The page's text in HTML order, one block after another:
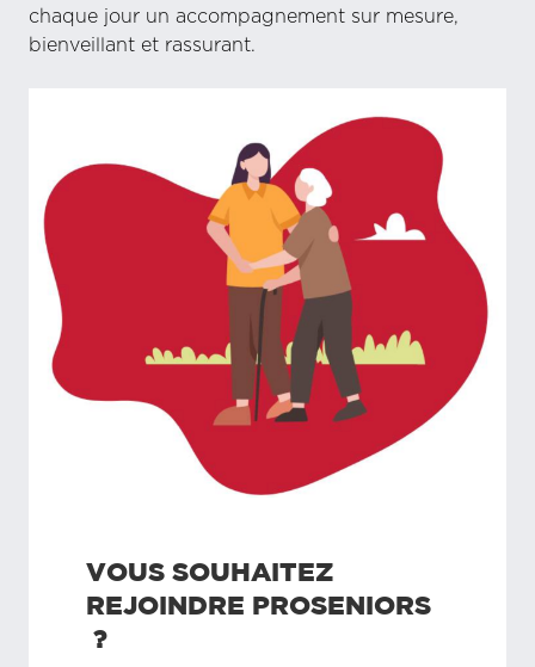
chaque jour un accompagnement sur mesure,
bienveillant et rassurant.
VOUS SOUHAITEZ
REJOINDRE PROSENIORS
?